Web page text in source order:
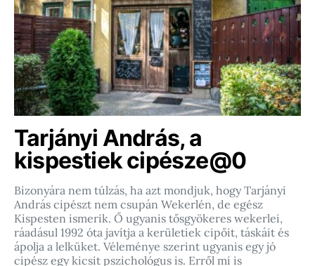
Tarjányi András, a
kispestiek cipésze@0
Bizonyára nem túlzás, ha azt mondjuk, hogy Tarjányi
András cipészt nem csupán Wekerlén, de egész
Kispesten ismerik. Ő ugyanis tősgyökeres wekerlei,
ráadásul 1992 óta javítja a kerületiek cipőit, táskáit és
ápolja a lelküket. Véleménye szerint ugyanis egy jó
cipész egy kicsit pszichológus is. Erről mi is